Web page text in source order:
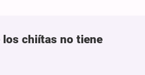
los chiítas no tiene